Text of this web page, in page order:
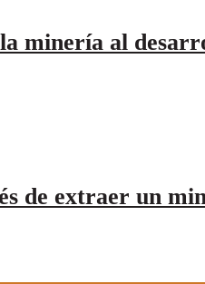
minería al
de extraer un